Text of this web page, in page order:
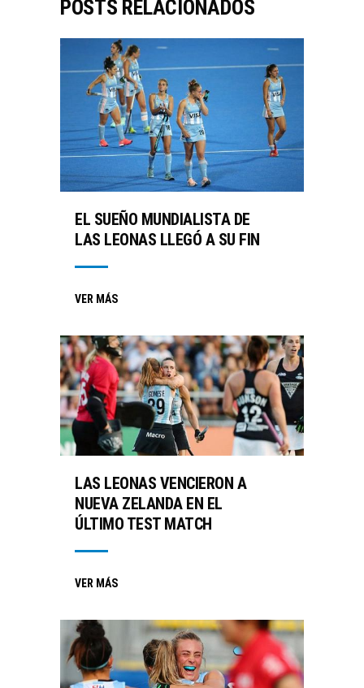
POSTS RELACIONADOS
EL SUEÑO MUNDIALISTA DE
LAS LEONAS LLEGÓ A SU FIN
VER MÁS
LAS LEONAS VENCIERON A
NUEVA ZELANDA EN EL
ÚLTIMO TEST MATCH
VER MÁS